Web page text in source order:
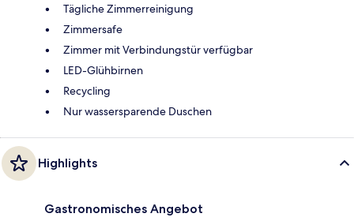
Tägliche Zimmerreinigung
Zimmersafe
Zimmer mit Verbindungstür verfügbar
LED-Glühbirnen
Recycling
Nur wassersparende Duschen
Highlights
Gastronomisches Angebot